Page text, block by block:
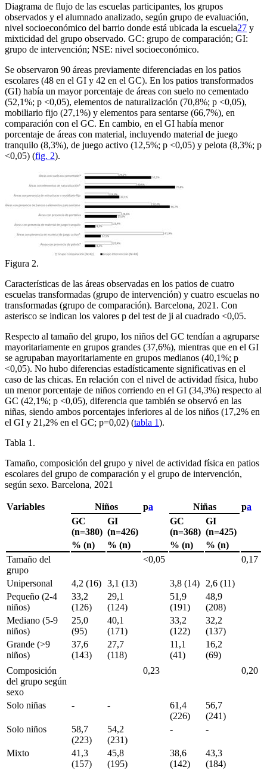
Diagrama de flujo de las escuelas participantes, los grupos
observados y el alumnado analizado, según grupo de evaluación,
nivel socioeconómico del barrio donde está ubicada la escuela27 y
mixticidad del grupo observado. GC: grupo de comparación; GI:
grupo de intervención; NSE: nivel socioeconómico.
Se observaron 90 áreas previamente diferenciadas en los patios
escolares (48 en el GI y 42 en el GC). En los patios transformados
(GI) había un mayor porcentaje de áreas con suelo no cementado
(52,1%; p <0,05), elementos de naturalización (70,8%; p <0,05),
mobiliario fijo (27,1%) y elementos para sentarse (66,7%), en
comparación con el GC. En cambio, en el GI había menor
porcentaje de áreas con material, incluyendo material de juego
tranquilo (8,3%), de juego activo (12,5%; p <0,05) y pelota (8,3%; p
<0,05) (fig. 2).
Figura 2.
Características de las áreas observadas en los patios de cuatro
escuelas transformadas (grupo de intervención) y cuatro escuelas no
transformadas (grupo de comparación). Barcelona, 2021. Con
asterisco se indican los valores p del test de ji al cuadrado <0,05.
Respecto al tamaño del grupo, los niños del GC tendían a agruparse
mayoritariamente en grupos grandes (37,6%), mientras que en el GI
se agrupaban mayoritariamente en grupos medianos (40,1%; p
<0,05). No hubo diferencias estadísticamente significativas en el
caso de las chicas. En relación con el nivel de actividad física, hubo
un menor porcentaje de niños corriendo en el GI (34,3%) respecto al
GC (42,1%; p <0,05), diferencia que también se observó en las
niñas, siendo ambos porcentajes inferiores al de los niños (17,2% en
el GI y 21,2% en el GC; p=0,02) (tabla 1).
Tabla 1.
Tamaño, composición del grupo y nivel de actividad física en patios
escolares del grupo de comparación y el grupo de intervención,
según sexo. Barcelona, 2021
Variables Niños pa Niñas pa
GC
(n=380)
GI
(n=426)
GC
(n=368)
GI
(n=425)
% (n)
% (n) % (n)
% (n)
Tamaño del
grupo
<0,05 0,17
Unipersonal 4,2 (16) 3,1 (13) 3,8 (14)
2,6 (11)
Pequeño (2-4
niños)
33,2
(126)
29,1
(124)
51,9
(191)
48,9
(208)
Mediano (5-9
niños)
25,0
(95)
40,1
(171)
33,2
(122)
32,2
(137)
Grande (>9
niños)
37,6
(143)
27,7
(118)
11,1
(41)
16,2
(69)
Composición
del grupo según
sexo
0,23 0,20
Solo niñas - -
61,4
(226)
56,7
(241)
Solo niños
58,7
(223)
54,2
(231)
- -
Mixto
41,3
(157)
45,8
(195)
38,6
(142)
43,3
(184)